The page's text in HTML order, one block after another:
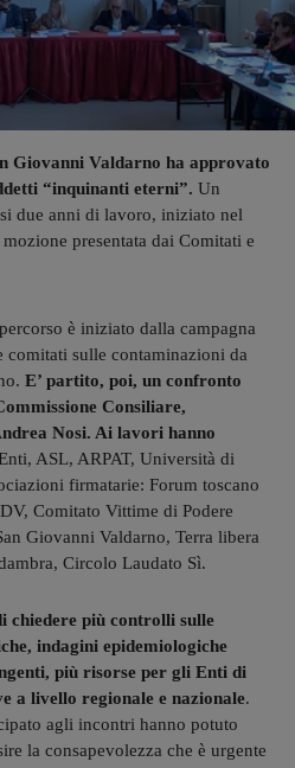
Giovanni Valdarno ha approvato
“inquinanti eterni”. Un
due anni di lavoro, iniziato nel
presentata dai Comitati e
è iniziato dalla campagna
comitati sulle contaminazioni da
E’ partito, poi, un confronto
Consiliare,
Nosi. Ai lavori hanno
ASL, ARPAT, Università di
firmatarie: Forum toscano
Comitato Vittime di Podere
Giovanni Valdarno, Terra libera
Circolo Laudato Sì.
chiedere più controlli sulle
indagini epidemiologiche
più risorse per gli Enti di
a livello regionale e nazionale.
agli incontri hanno potuto
la consapevolezza che è urgente